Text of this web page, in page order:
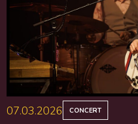
07.03.2026 CONCERT